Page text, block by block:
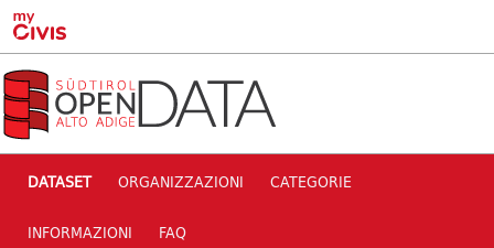
Skip to main content
DATASET ORGANIZZAZIONI CATEGORIE
INFORMAZIONI FAQ